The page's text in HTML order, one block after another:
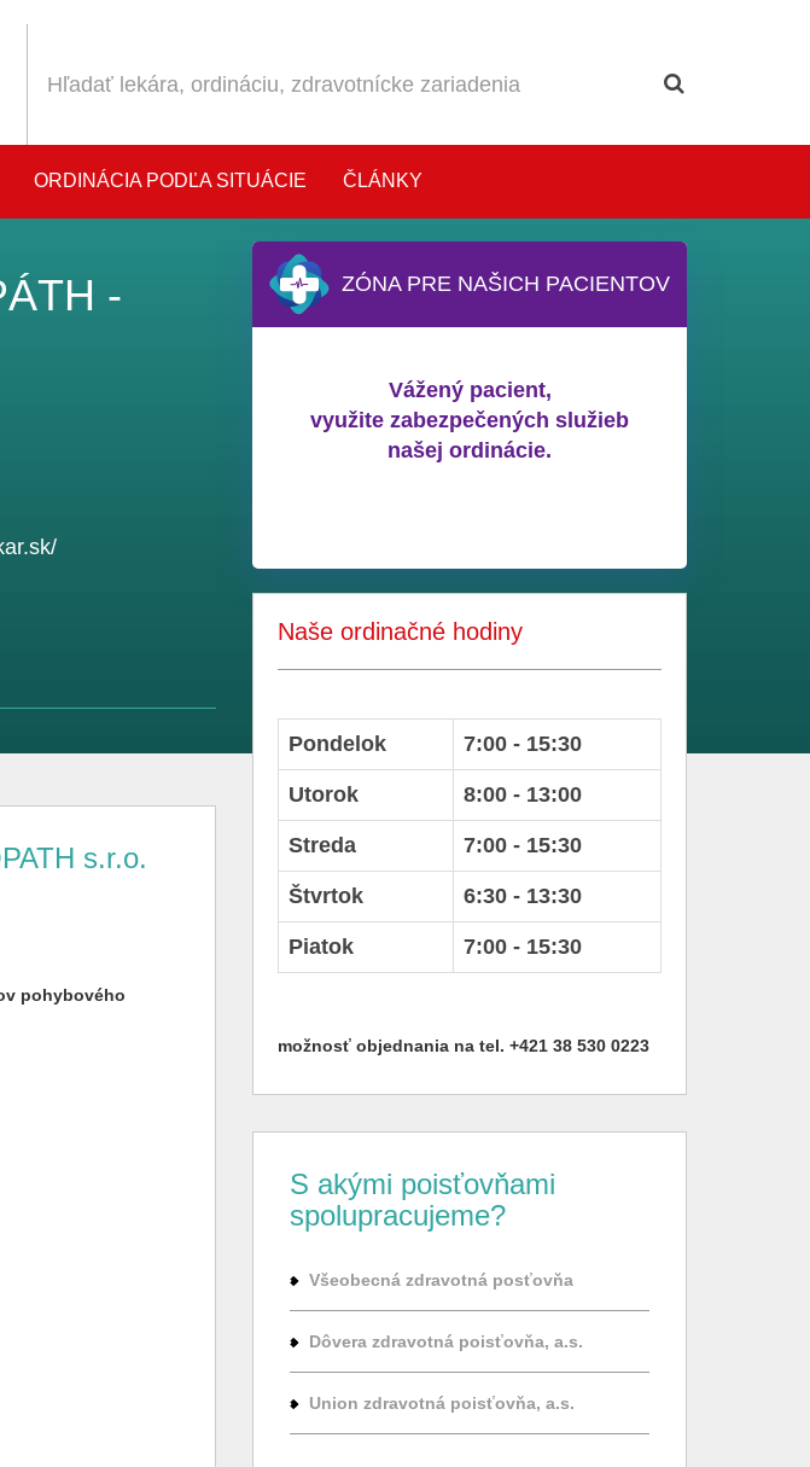
ORDINÁCIA PODĽA SITUÁCIE ČLÁNKY
-
s.r.o.
pohybového
ZÓNA PRE NAŠICH PACIENTOV
Vážený pacient,
využite zabezpečených služieb
našej ordinácie.
Naše ordinačné hodiny
Pondelok 7:00 - 15:30
Utorok 8:00 - 13:00
Streda 7:00 - 15:30
Štvrtok 6:30 - 13:30
Piatok 7:00 - 15:30
možnosť objednania na tel. +421 38 530 0223
S akými poisťovňami
spolupracujeme?
Všeobecná zdravotná posťovňa
Dôvera zdravotná poisťovňa, a.s.
Union zdravotná poisťovňa, a.s.